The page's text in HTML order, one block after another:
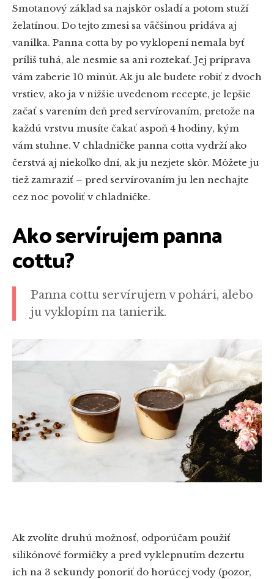
Smotanový základ sa najskôr osladí a potom stuží
želatínou. Do tejto zmesi sa väčšinou pridáva aj
vanilka. Panna cotta by po vyklopení nemala byť
príliš tuhá, ale nesmie sa ani roztekať. Jej príprava
vám zaberie 10 minút. Ak ju ale budete robiť z dvoch
vrstiev, ako ja v nižšie uvedenom recepte, je lepšie
začať s varením deň pred servírovaním, pretože na
každú vrstvu musíte čakať aspoň 4 hodiny, kým
vám stuhne. V chladničke panna cotta vydrží ako
čerstvá aj niekoľko dní, ak ju nezjete skôr. Môžete ju
tiež zamraziť – pred servírovaním ju len nechajte
cez noc povoliť v chladničke.
Ako servírujem panna
cottu?
Panna cottu servírujem v pohári, alebo
ju vyklopím na tanierik.
Ak zvolíte druhú možnosť, odporúčam použiť
silikónové formičky a pred vyklepnutím dezertu
ich na 3 sekundy ponoriť do horúcej vody (pozor,